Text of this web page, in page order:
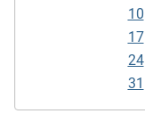
10
17
24
31